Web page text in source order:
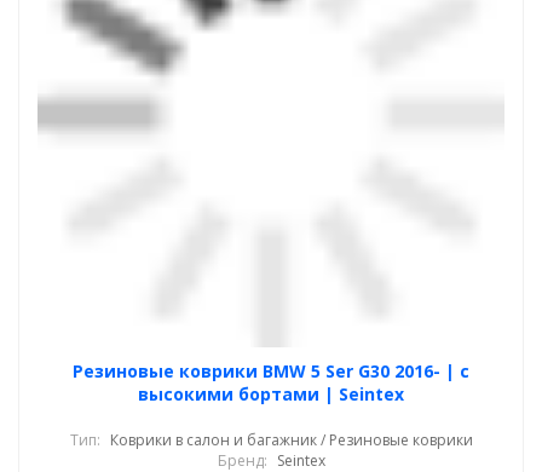
Резиновые коврики BMW 5 Ser G30 2016- | с
высокими бортами | Seintex
Тип: Коврики в салон и багажник / Резиновые коврики
Бренд: Seintex